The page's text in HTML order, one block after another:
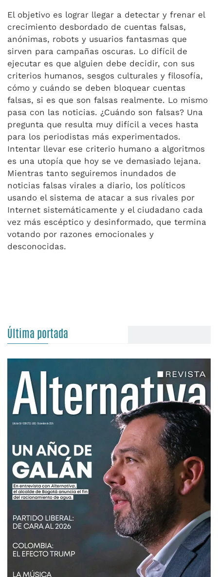
El objetivo es lograr llegar a detectar y frenar el
crecimiento desbordado de cuentas falsas,
anónimas, robots y usuarios fantasmas que
sirven para campañas oscuras. Lo difícil de
ejecutar es que alguien debe decidir, con sus
criterios humanos, sesgos culturales y filosofía,
cómo y cuándo se deben bloquear cuentas
falsas, si es que son falsas realmente. Lo mismo
pasa con las noticias. ¿Cuándo son falsas? Una
pregunta que resulta muy difícil a veces hasta
para los periodistas más experimentados.
Intentar llevar ese criterio humano a algoritmos
es una utopía que hoy se ve demasiado lejana.
Mientras tanto seguiremos inundados de
noticias falsas virales a diario, los políticos
usando el sistema de atacar a sus rivales por
Internet sistemáticamente y el ciudadano cada
vez más escéptico y desinformado, que termina
votando por razones emocionales y
desconocidas.
Última portada